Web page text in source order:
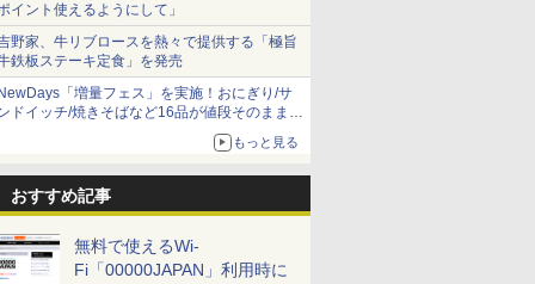
イント使えるようにして」
野家、牛リブロースを熱々で提供する「極旨
鉄板ステーキ定食」を発売
「増量フェス」を実施！おにぎり/サ
ドイッチ/焼きそばなど16品が値段そのままで
もっと見る
おすすめ記事
無料で使えるWi-
Fi「00000JAPAN」利用時に